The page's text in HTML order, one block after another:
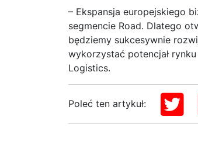
– Ekspansja europejskiego
segmencie Road. Dlatego
będziemy sukcesywnie
wykorzystać potencjał
Logistics.
Poleć ten artykuł: